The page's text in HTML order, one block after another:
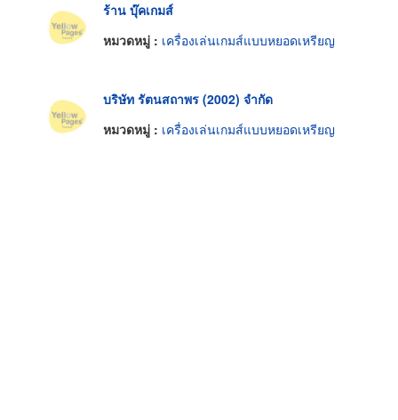
ร้าน บุ๊คเกมส์
หมวดหมู่ : เครื่องเล่นเกมส์แบบหยอดเหรียญ
บริษัท รัตนสถาพร (2002) จำกัด
หมวดหมู่ : เครื่องเล่นเกมส์แบบหยอดเหรียญ